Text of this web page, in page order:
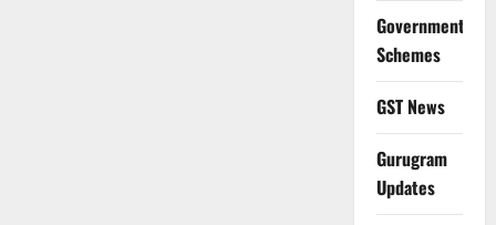
Government
Schemes
GST News
Gurugram
Updates